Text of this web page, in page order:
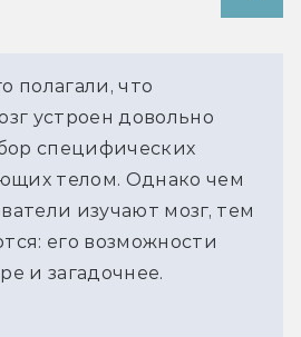
полагали, что
устроен довольно
специфических
телом. Однако чем
изучают мозг, тем
его возможности
и загадочнее.